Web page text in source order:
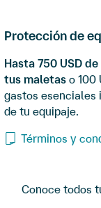
Protección de
Hasta 750 USD
tus maletas o 100
gastos esenciales
de tu equipaje.
Términos y
Conoce todos